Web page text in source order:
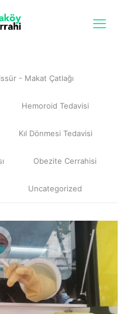
- Makat Çatlağı
Hemoroid Tedavisi
Kıl Dönmesi Tedavisi
Obezite Cerrahisi
Uncategorized